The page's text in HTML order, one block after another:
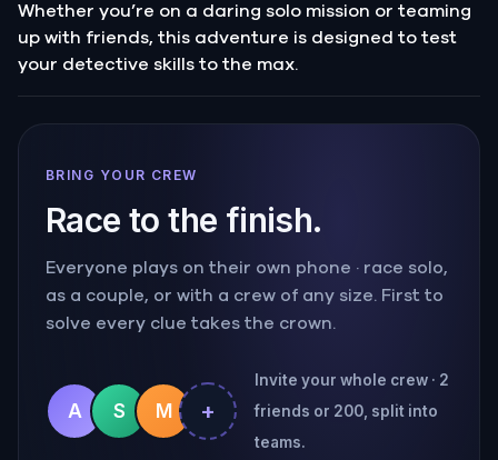
Whether you’re on a daring solo mission or teaming
up with friends, this adventure is designed to test
your detective skills to the max.
BRING YOUR CREW
Race to the finish.
Everyone plays on their own phone · race solo,
as a couple, or with a crew of any size. First to
solve every clue takes the crown.
A S M +
Invite your whole crew · 2
friends or 200, split into
teams.